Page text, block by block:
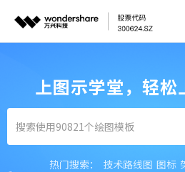
上图示学堂，轻松
热门搜索： 技术路线图 图标